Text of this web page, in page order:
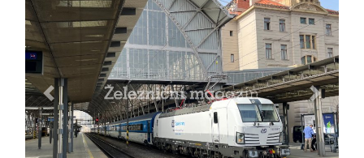
Previous Next